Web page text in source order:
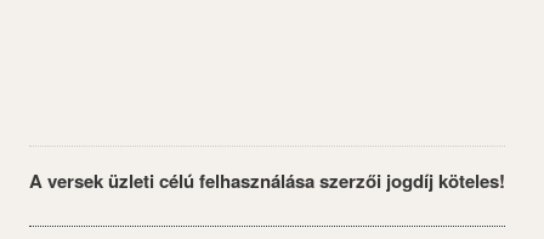
A versek üzleti célú felhasználása szerzői jogdíj köteles!